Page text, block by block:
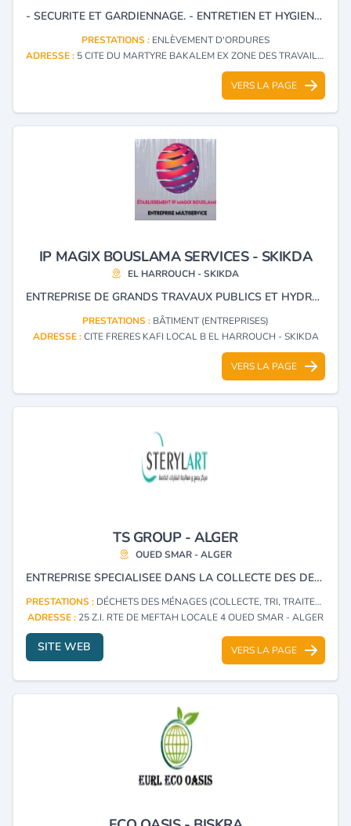
- SECURITE ET GARDIENNAGE. - ENTRETIEN ET HYGIENE. - MISE A DISPOSITION DES AGENTS DE PREVENTION. - AMENAGEMENT ET ENTRETIEN DES ESPACES VERTS. - RAMASSAGE ET EVACUATION DES ORDURES. - ETUDES DES RISQUES ET MISE EN PLACE DES PROGRAMMES DE RENFORCEMENT DE LA PREVENTION EN MATIERE DE HSE. - LOCATION DE VEHICULE AVEC OU SANS CHAUFFEURS.
PRESTATIONS : ENLÈVEMENT D'ORDURES
ADRESSE : 5 CITE DU MARTYRE BAKALEM EX ZONE DES TRAVAILLEURS ILOT 3 DAR EL BEIDA - ALGER
VERS LA PAGE
IP MAGIX BOUSLAMA SERVICES - SKIKDA
EL HARROUCH - SKIKDA
ENTREPRISE DE GRANDS TRAVAUX PUBLICS ET HYDRAULIQUES, RÉALISATION D'OUVRAGES D'ART, TERRASSEMENTS ET TRAVAUX RURAUX, TRAVAUX DE ROUTES ET D’AÉRODROMES, CONSTRUCTION DE ROUTES, RUES ET VOIES SIMILAIRES, PISTES D'AÉRODROMES PONTS ET OUVRAGES SIMILAIRES, TRAVAUX DE VOIES FERRÉES, TRAVAUX URBAINS ET D’HYGIÈNE PUBLIQUE, INSTALLATION DE RÉSEAUX ET DE CENTRALES ÉLECTRIQUES ET TÉLÉPHONIQUES, CANALISATIONS À GRANDE DISTANCE, RESTAURATION DU BÂTIMENT, ÉTUDES ET DE RÉALISATION DE TOUTES BRANCHES D'ACTIVITÉS DU B.T.P.H, CONSTRUCTION ET D’AMÉNAGEMENT D'INFRASTRUCTURES DIVERSES, CONSTRUCTION ET D'AMÉNAGEMENT DE LOCAUX ET CENTRES COMMERCIAUX, HÔTELIERS, ARTISANAUX ET INDUSTRIELS, GESTION DES RÉSEAUX HYDRAULIQUES,TRAVAUX DE BÂTIMENT TOUS CORPS D’ÉTAT, DE MENUISERIE INDUSTRIELLE DU BÂTIMENT, MONTAGE D'ÉLÉMENTS PRÉFABRIQUÉS EN BOIS ET FABRICATION DE PRODUITS FAÇONNÉS EN BOIS TELS QUE : FENÊTRES, PORTES…
PRESTATIONS : BÂTIMENT (ENTREPRISES)
ADRESSE :CITE FRERES KAFI LOCAL B EL HARROUCH - SKIKDA
VERS LA PAGE
TS GROUP - ALGER
OUED SMAR - ALGER
ENTREPRISE SPECIALISEE DANS LA COLLECTE DES DECHETS SPECIAUX ET SPECIAUX DANGEREUX, NOTAMMENT LES DECHETS DE SOIN A RISQUE INFECTIEUX DASRI.
PRESTATIONS : DÉCHETS DES MÉNAGES (COLLECTE, TRI, TRAITEMENT)
ADRESSE : 25 Z.I. RTE DE MEFTAH LOCALE 4 OUED SMAR - ALGER
SITE WEB VERS LA PAGE